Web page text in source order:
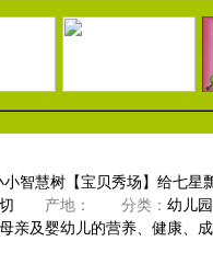
智慧树【宝贝秀场】给七星
产地： 分类： 幼儿园
亲及婴幼儿的营养、健康、